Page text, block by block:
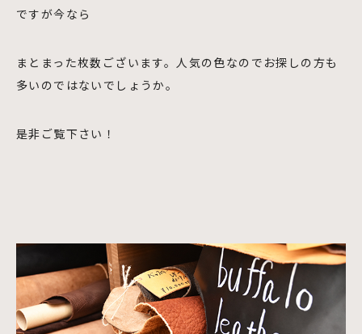
ですが今なら
まとまった枚数ございます。人気の色なのでお探しの方も
多いのではないでしょうか。
是非ご覧下さい！